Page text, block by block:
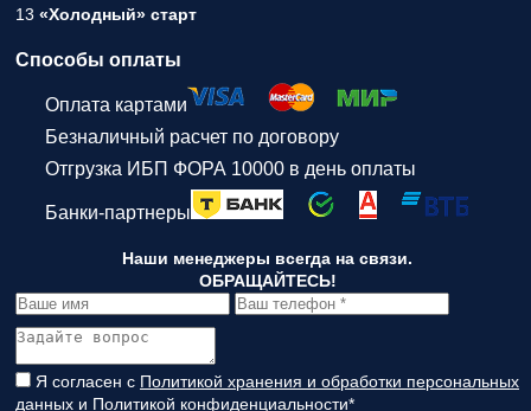
13 «Холодный» старт
Способы оплаты
Оплата картами
Безналичный расчет по договору
Отгрузка ИБП ФОРА 10000 в день оплаты
Банки-партнеры
Наши менеджеры всегда на связи.
ОБРАЩАЙТЕСЬ!
Я согласен с Политикой хранения и обработки персональных
данных и Политикой конфиденциальности*